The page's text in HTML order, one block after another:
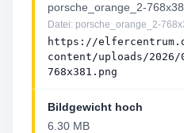
porsche_orange_2-
Datei: porsche_orange_2-
https://
content/uploads/2026/
768x381.png
Bildgewicht hoch
6.30 MB